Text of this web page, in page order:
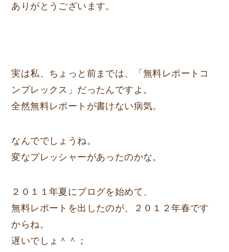
ありがとうございます。
実は私、ちょっと前までは、
「無料レポートコ
ンプレックス」 だったんですよ。
全然無料レポートが書けない病気。
なんででしょうね。
変なプレッシャーがあったのかな。
２０１１年夏にブログを始めて、
無料レポートを出したのが、２０１２年春です
からね。
遅いでしょ＾＾；